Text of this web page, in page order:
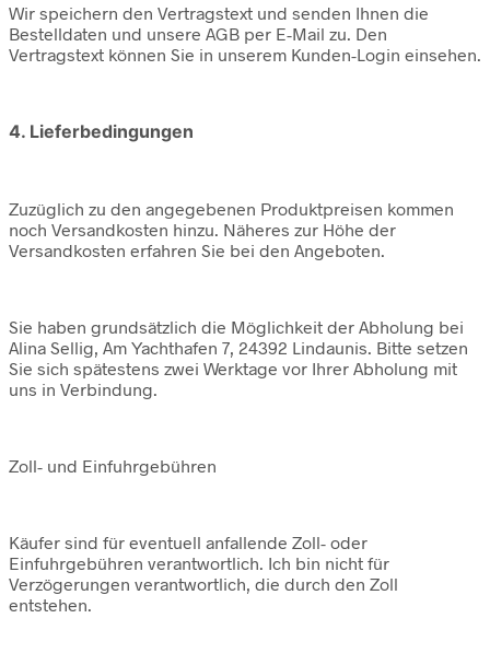
Wir speichern den Vertragstext und senden Ihnen die
Bestelldaten und unsere AGB per E-Mail zu. Den
Vertragstext können Sie in unserem Kunden-Login einsehen.
4. Lieferbedingungen
Zuzüglich zu den angegebenen Produktpreisen kommen
noch Versandkosten hinzu. Näheres zur Höhe der
Versandkosten erfahren Sie bei den Angeboten.
Sie haben grundsätzlich die Möglichkeit der Abholung bei
Alina Sellig, Am Yachthafen 7, 24392 Lindaunis. Bitte setzen
Sie sich spätestens zwei Werktage vor Ihrer Abholung mit
uns in Verbindung.
Zoll- und Einfuhrgebühren
Käufer sind für eventuell anfallende Zoll- oder
Einfuhrgebühren verantwortlich. Ich bin nicht für
Verzögerungen verantwortlich, die durch den Zoll
entstehen.